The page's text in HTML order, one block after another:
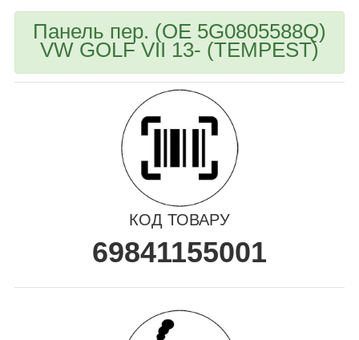
Панель пер. (OE 5G0805588Q)
VW GOLF VII 13- (TEMPEST)
КОД ТОВАРУ
69841155001